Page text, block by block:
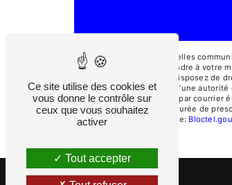
** Les données personnelles
dans le seul but de répondre à votre
cosepi@cosepi.fr. Vous disposez de
une réclamation auprès d’une
Rochas, 04510 Aiglun ou par courrier
contact puis pendant la durée de
disponible à cette adresse:
Ce site utilise des cookies et
vous donne le contrôle sur
ceux que vous souhaitez
activer
Tout accepter